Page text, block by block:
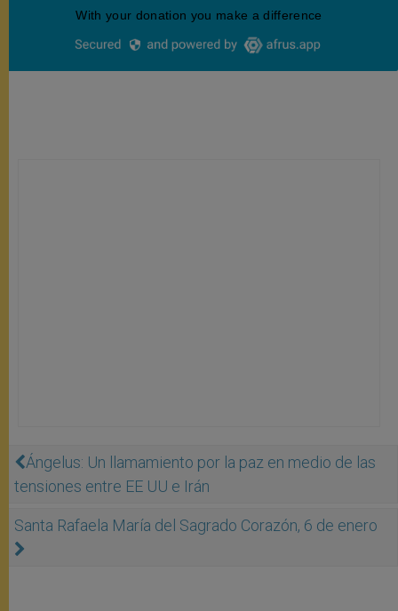
Ángelus: Un llamamiento por la paz en medio de las
tensiones entre EE UU e Irán
Santa Rafaela María del Sagrado Corazón, 6 de enero